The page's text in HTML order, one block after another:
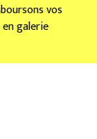
vos
galerie